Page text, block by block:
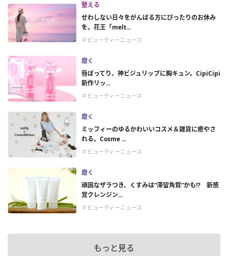
整える
せわしない日々をがんばる方にぴったりのお休み
を。花王「melt...
＃ビューティーニュース
磨く
唇ぽってり、神ビジュリップに胸キュン。CipiCipi
新作リッ...
＃ビューティーニュース
磨く
ミッフィーのゆるかわいいコスメ＆雑貨に癒やさ
れる。Cosme ...
＃ビューティーニュース
磨く
頑固なザラつき、くすみは“滞留角質”かも!? 新感
覚クレンジン...
＃ビューティーニュース
もっと見る